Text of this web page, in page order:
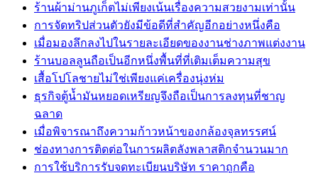
ร้านผ้าม่านภูเก็ตไม่เพียงเน้นเรื่องความสวยงามเท่านั้น
การจัดทริปส่วนตัวยังมีข้อดีที่สำคัญอีกอย่างหนึ่งคือ
เมื่อมองลึกลงไปในรายละเอียดของงานช่างภาพแต่งงาน
ร้านบอลลูนถือเป็นอีกหนึ่งพื้นที่ที่เติมเต็มความสุข
เสื้อโปโลชายไม่ใช่เพียงแค่เครื่องนุ่งห่ม
ธุรกิจตู้น้ำมันหยอดเหรียญจึงถือเป็นการลงทุนที่ชาญ
ฉลาด
เมื่อพิจารณาถึงความก้าวหน้าของกล้องจุลทรรศน์
ช่องทางการติดต่อในการผลิตลังพลาสติกจำนวนมาก
การใช้บริการรับจดทะเบียนบริษัท ราคาถูกคือ